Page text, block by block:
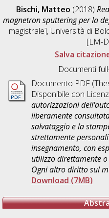
Bischi, Matteo (2018)
magnetron sputtering per la
magistrale], Università di
[LM-
Salva
Documenti
Documento PDF
Disponibile con
autorizzazioni
liberamente
salvataggio e la
strettamente
insegnamento, con
utilizzo direttamente
Ogni altro diritto sul
Download (7MB)